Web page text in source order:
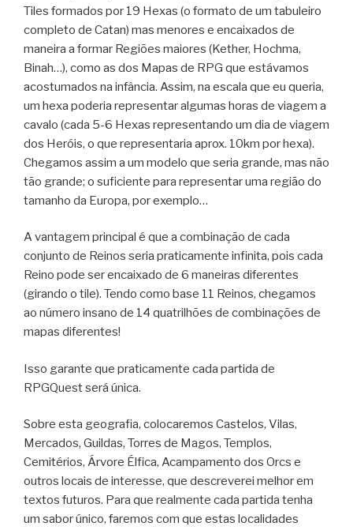
Tiles formados por 19 Hexas (o formato de um tabuleiro
completo de Catan) mas menores e encaixados de
maneira a formar Regiões maiores (Kether, Hochma,
Binah…), como as dos Mapas de RPG que estávamos
acostumados na infância. Assim, na escala que eu queria,
um hexa poderia representar algumas horas de viagem a
cavalo (cada 5-6 Hexas representando um dia de viagem
dos Heróis, o que representaria aprox. 10km por hexa).
Chegamos assim a um modelo que seria grande, mas não
tão grande; o suficiente para representar uma região do
tamanho da Europa, por exemplo…
A vantagem principal é que a combinação de cada
conjunto de Reinos seria praticamente infinita, pois cada
Reino pode ser encaixado de 6 maneiras diferentes
(girando o tile). Tendo como base 11 Reinos, chegamos
ao número insano de 14 quatrilhões de combinações de
mapas diferentes!
Isso garante que praticamente cada partida de
RPGQuest será única.
Sobre esta geografia, colocaremos Castelos, Vilas,
Mercados, Guildas, Torres de Magos, Templos,
Cemitérios, Árvore Élfica, Acampamento dos Orcs e
outros locais de interesse, que descreverei melhor em
textos futuros. Para que realmente cada partida tenha
um sabor único, faremos com que estas localidades